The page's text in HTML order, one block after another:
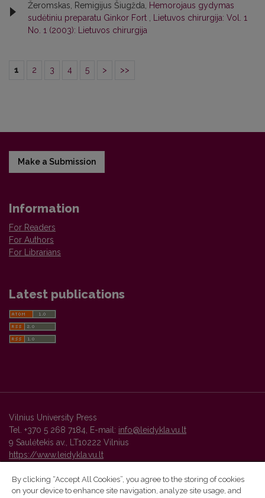
Žeromskas, Remigijus Šiugžda,
Hemorojaus gydymas
sudėtiniu preparatu Ginkor Fort
Lietuvos chirurgija: Vol. 1
No. 1 (2003): Lietuvos chirurgija
1 2 3 4 5 > >>
Make a Submission
Information
For Readers
For Authors
For Librarians
Latest publications
Vilnius University Press
Tel. +370 5 268 7184, E-mail: info@leidykla.vu.lt
9 Saulėtekis av., LT10222 Vilnius
https://www.leidykla.vu.lt
By clicking “Accept All Cookies”, you agree to the storing of cookies
on your device to enhance site navigation, analyze site usage, and